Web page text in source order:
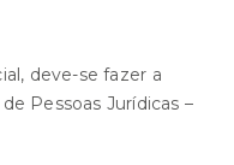
deve-se fazer a
Pessoas Jurídicas –